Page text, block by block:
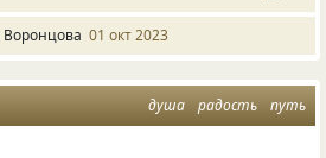
01 окт 2023
душа радость путь